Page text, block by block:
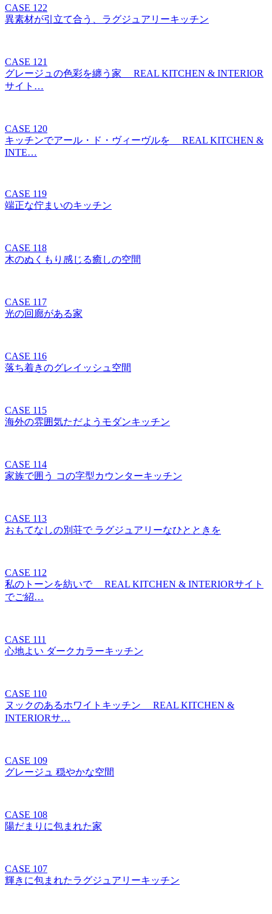
CASE 122
異素材が引立て合う、ラグジュアリーキッチン
CASE 121
グレージュの色彩を纏う家 REAL KITCHEN & INTERIOR
サイト…
CASE 120
キッチンでアール・ド・ヴィーヴルを REAL KITCHEN &
INTE…
CASE 119
端正な佇まいのキッチン
CASE 118
木のぬくもり感じる癒しの空間
CASE 117
光の回廊がある家
CASE 116
落ち着きのグレイッシュ空間
CASE 115
海外の雰囲気ただようモダンキッチン
CASE 114
家族で囲う コの字型カウンターキッチン
CASE 113
おもてなしの別荘で ラグジュアリーなひとときを
CASE 112
私のトーンを紡いで REAL KITCHEN & INTERIORサイト
でご紹…
CASE 111
心地よい ダークカラーキッチン
CASE 110
ヌックのあるホワイトキッチン REAL KITCHEN &
INTERIORサ…
CASE 109
グレージュ 穏やかな空間
CASE 108
陽だまりに包まれた家
CASE 107
輝きに包まれたラグジュアリーキッチン